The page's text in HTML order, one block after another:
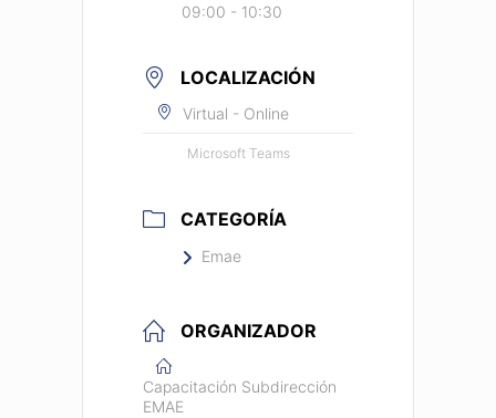
09:00 - 10:30
LOCALIZACIÓN
Virtual - Online
Microsoft Teams
CATEGORÍA
Emae
ORGANIZADOR
Capacitación Subdirección
EMAE